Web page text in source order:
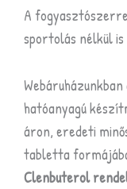
A
sportolás nélkül
hatóanyagú
áron, eredeti
tabletta
Clenbuterol